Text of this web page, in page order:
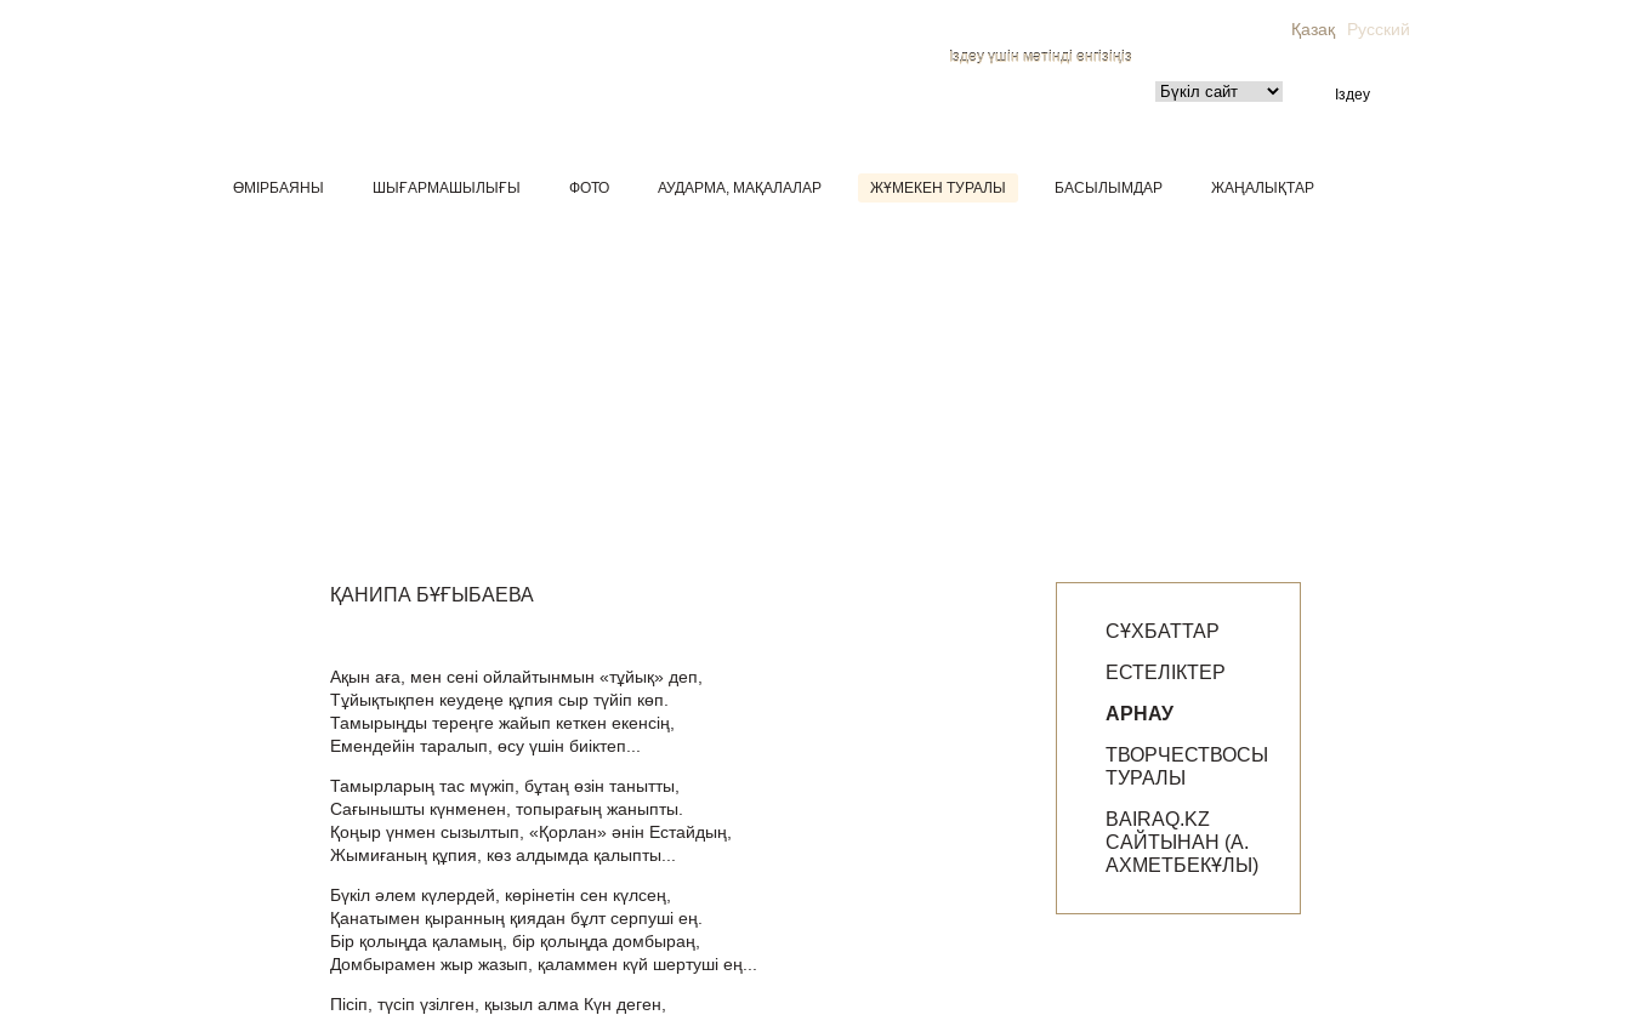
Қазақ Русский
Іздеу үшін мәтінді енгізіңіз
ӨМІРБАЯНЫ ШЫҒАРМАШЫЛЫҒЫ ФОТО АУДАРМА, МАҚАЛАЛАР ЖҰМЕКЕН ТУРАЛЫ БАСЫЛЫМДАР ЖАҢАЛЫҚТАР
СҰХБАТТАР
ЕСТЕЛІКТЕР
АРНАУ
ТВОРЧЕСТВОСЫ
ТУРАЛЫ
BAIRAQ.KZ
САЙТЫНАН (А.
АХМЕТБЕКҰЛЫ)
ҚАНИПА БҰҒЫБАЕВА
Ақын аға, мен сені ойлайтынмын «тұйық» деп,
Тұйықтықпен кеудеңе құпия сыр түйіп көп.
Тамырыңды тереңге жайып кеткен екенсің,
Емендейін таралып, өсу үшін биіктеп...
Тамырларың тас мүжіп, бұтаң өзін танытты,
Сағынышты күнменен, топырағың жаныпты.
Қоңыр үнмен сызылтып, «Қорлан» әнін Естайдың,
Жымиғаның құпия, көз алдымда қалыпты...
Бүкіл әлем күлердей, көрінетін сен күлсең,
Қанатымен қыранның қиядан бұлт серпуші ең.
Бір қолыңда қаламың, бір қолыңда домбыраң,
Домбырамен жыр жазып, қаламмен күй шертуші ең...
Пісіп, түсіп үзілген, қызыл алма Күн деген,